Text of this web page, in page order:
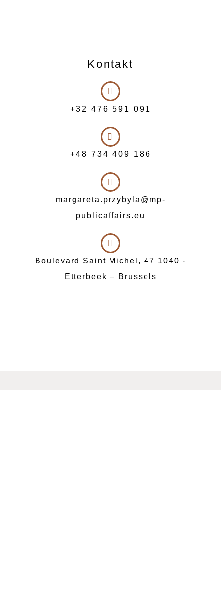
Kontakt
+32 476 591 091
+48 734 409 186
margareta.przybyla@mp-
publicaffairs.eu
Boulevard Saint Michel, 47 1040 -
Etterbeek – Brussels